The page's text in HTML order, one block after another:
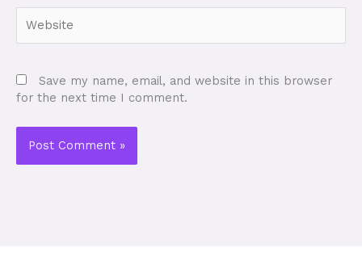
Save my name, email, and website in this browser
for the next time I comment.